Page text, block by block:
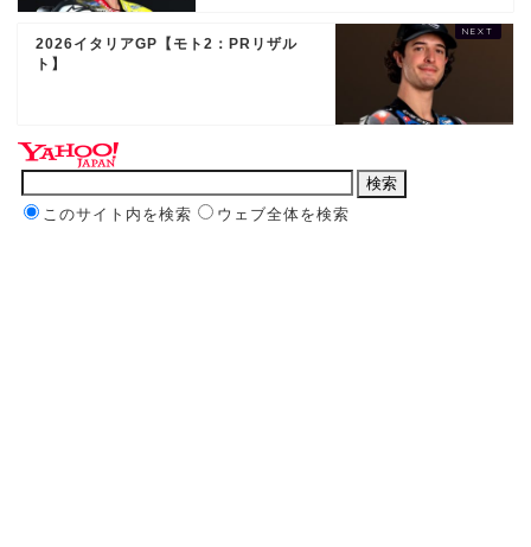
2026イタリアGP【モト2：PRリザル
ト】
このサイト内を検索 ウェブ全体を検索